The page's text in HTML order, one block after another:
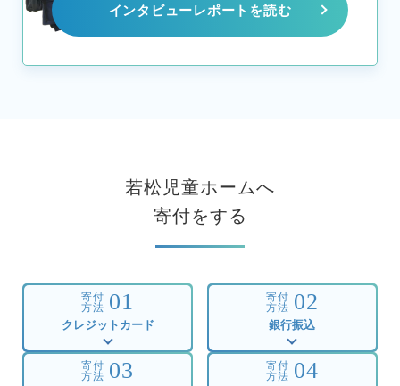
インタビューレポートを読む
若松児童ホームへ
寄付をする
寄付
方法 01
クレジットカード
寄付
方法 02
銀行振込
寄付
方法 03
寄付
方法 04